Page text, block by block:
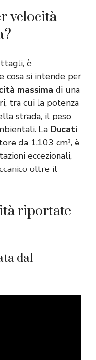
velocità
è
cosa si intende per
massima di una
tra cui la potenza
strada, il peso
La Ducati
da 1.103 cm³, è
eccezionali,
oltre il
riportate
dal